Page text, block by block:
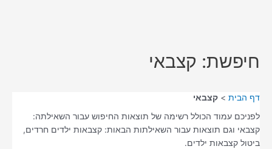
חיפשת: קצבאי
דף הבית
קצבאי
לפניכם עמוד הכולל רשימה של תוצאות החיפוש עבור השאילתה:
קצבאי וגם תוצאות עבור השאילתות הבאות: קצבאות ילדים חרדים,
ביטול קצבאות ילדים.